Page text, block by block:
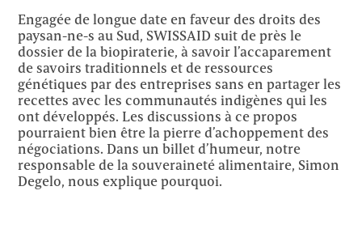
Engagée de longue date en faveur des droits des
paysan-ne-s au Sud, SWISSAID suit de près le
dossier de la biopiraterie, à savoir l’accaparement
de savoirs traditionnels et de ressources
génétiques par des entreprises sans en partager les
recettes avec les communautés indigènes qui les
ont développés. Les discussions à ce propos
pourraient bien être la pierre d’achoppement des
négociations. Dans un billet d’humeur, notre
responsable de la souveraineté alimentaire, Simon
Degelo, nous explique pourquoi.